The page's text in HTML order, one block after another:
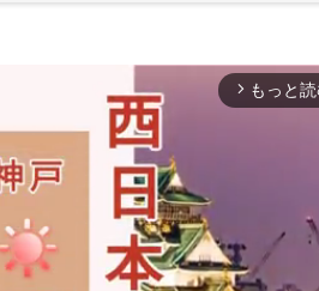
arrow_forward_ios もっと